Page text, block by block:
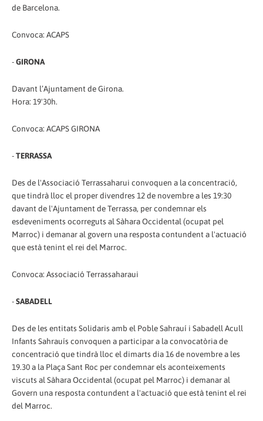
de Barcelona.
Convoca: ACAPS
-GIRONA
Davant l’Ajuntament de Girona.
Hora: 19'30h.
Convoca: ACAPS GIRONA
-TERRASSA
Des de l'Associació Terrassaharui convoquen a la concentració,
que tindrà lloc el proper divendres 12 de novembre a les 19:30
davant de l'Ajuntament de Terrassa, per condemnar els
esdeveniments ocorreguts al Sàhara Occidental (ocupat pel
Marroc) i demanar al govern una resposta contundent a l'actuació
que està tenint el rei del Marroc.
Convoca: Associació Terrassaharaui
-SABADELL
Des de les entitats Solidaris amb el Poble Sahrauí i Sabadell Acull
Infants Sahrauís convoquen a participar a la convocatòria de
concentració que tindrà lloc el dimarts dia 16 de novembre a les
19.30 a la Plaça Sant Roc per condemnar els aconteixements
viscuts al Sàhara Occidental (ocupat pel Marroc) i demanar al
Govern una resposta contundent a l'actuació que està tenint el rei
del Marroc.